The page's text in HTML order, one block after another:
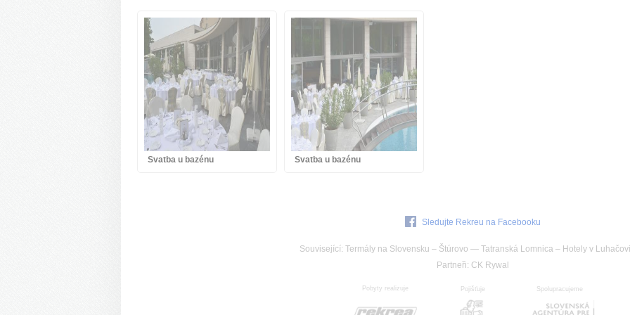
Svatba u bazénu Svatba u bazénu
Sledujte Rekreu na Facebooku
Související: Termály na Slovensku – Štúrovo — Tatranská Lomnica– Hotely v
Partneři: CK Rywal
Pobyty realizuje Pojišťuje Spolupracujeme